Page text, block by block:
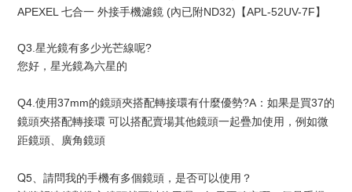
Q3.星光鏡有多少光芒線呢?
您好，星光鏡為六星的
Q4.使用37mm的鏡頭夾搭配轉接環有什麼優勢?A：如果是買37的
鏡頭夾搭配轉接環 可以搭配賣場其他鏡頭一起疊加使用，例如微
距鏡頭、廣角鏡頭
Q5、請問我的手機有多個鏡頭，是否可以使用？